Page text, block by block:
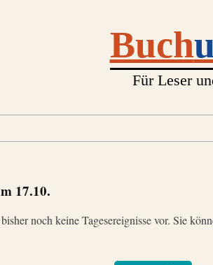
Buch
Für Leser
17.10.
noch keine Tagesereignisse vor. Sie